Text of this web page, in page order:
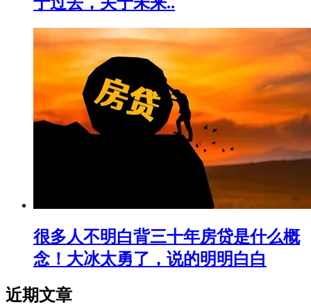
很多人不明白背三十年房贷是什么概
念！大冰太勇了，说的明明白白
近期文章